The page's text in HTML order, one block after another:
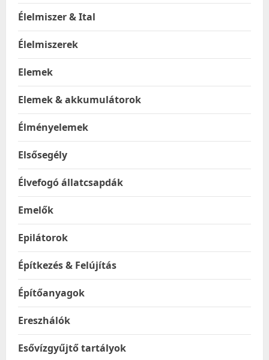
Élelmiszer & Ital
Élelmiszerek
Elemek
Elemek & akkumulátorok
Élményelemek
Elsősegély
Élvefogó állatcsapdák
Emelők
Epilátorok
Építkezés & Felújítás
Építőanyagok
Ereszhálók
Esővízgyűjtő tartályok